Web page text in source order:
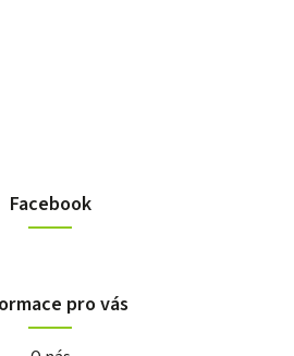
Facebook
pro vás